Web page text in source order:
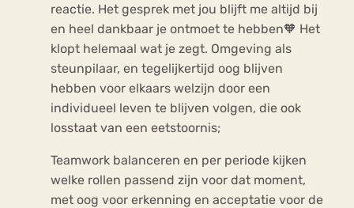
reactie. Het gesprek met jou blijft me altijd bij
en heel dankbaar je ontmoet te hebben🧡 Het
klopt helemaal wat je zegt. Omgeving als
steunpilaar, en tegelijkertijd oog blijven
hebben voor elkaars welzijn door een
individueel leven te blijven volgen, die ook
losstaat van een eetstoornis;
Teamwork balanceren en per periode kijken
welke rollen passend zijn voor dat moment,
met oog voor erkenning en acceptatie voor de